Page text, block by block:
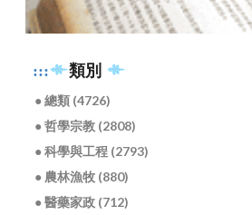
::: 類別
● 總類 (4726)
● 哲學宗教 (2808)
● 科學與工程 (2793)
● 農林漁牧 (880)
● 醫藥家政 (712)